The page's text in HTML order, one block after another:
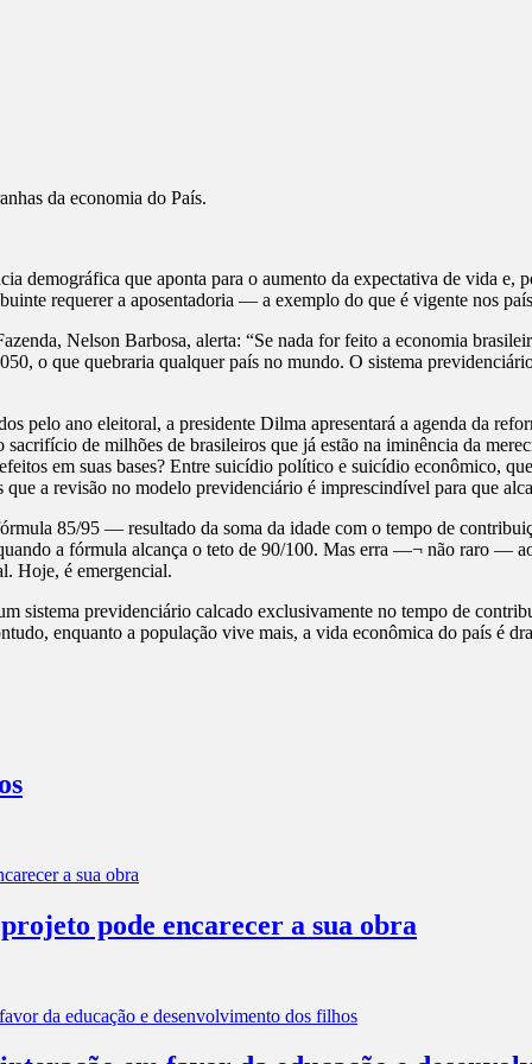
da economia do País.
demográfica que aponta para o aumento da expectativa de vida
requerer a aposentadoria — a exemplo do que é vigente nos
Nelson Barbosa, alerta: “Se nada for feito a economia
o que quebraria qualquer país no mundo. O sistema
pelo ano eleitoral, a presidente Dilma apresentará a agenda da
de milhões de brasileiros que já estão na iminência da
em suas bases? Entre suicídio político e suicídio econômico,
que a revisão no modelo previdenciário é imprescindível para que
85/95 — resultado da soma da idade com o tempo de
a fórmula alcança o teto de 90/100. Mas erra —¬ não raro —
Hoje, é emergencial.
sistema previdenciário calcado exclusivamente no tempo de
enquanto a população vive mais, a vida econômica do país é
pode encarecer a sua obra